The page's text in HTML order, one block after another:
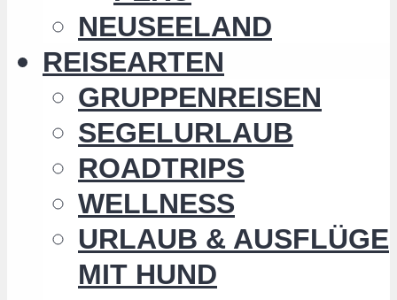
NEUSEELAND
REISEARTEN
GRUPPENREISEN
SEGELURLAUB
ROADTRIPS
WELLNESS
URLAUB & AUSFLÜGE
MIT HUND